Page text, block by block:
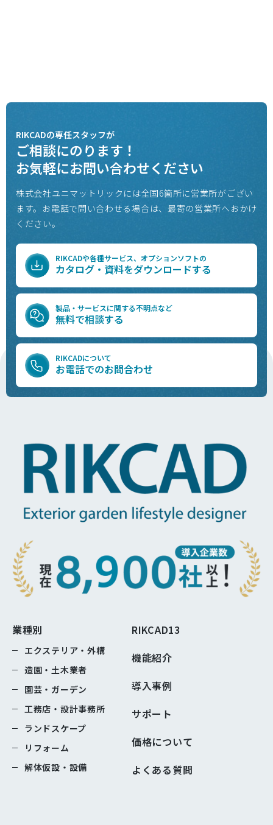
RIKCADの専任スタッフが
ご相談にのります！
お気軽にお問い合わせください
株式会社ユニマットリックには全国6箇所に営業所がござい
ます。 お電話で問い合わせる場合は、最寄の営業所へおかけ
ください。
RIKCADや各種サービス、オプションソフトの
カタログ・資料をダウンロードする
製品・サービスに関する不明点など
無料で相談する
RIKCADについて
お電話でのお問合わせ
業種別
エクステリア・外構
造園・土木業者
園芸・ガーデン
工務店・設計事務所
ランドスケープ
リフォーム
解体仮設・設備
RIKCAD13
機能紹介
導入事例
サポート
価格について
よくある質問